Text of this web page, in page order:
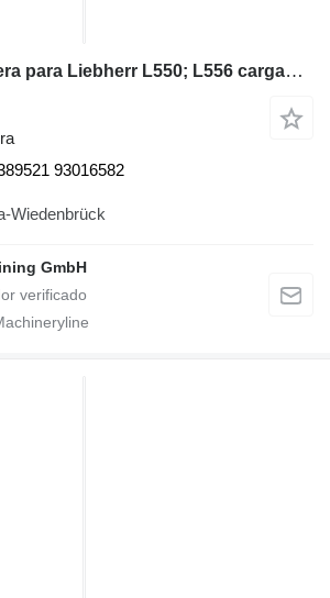
11389521 manguera para Liebherr L550; L556 cargadora de ruedas
93016582
Wiedenbrück
GmbH